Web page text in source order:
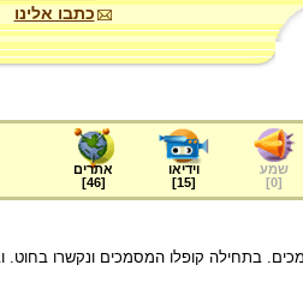
כתבו אלינו
שמע
[
0
]
וידיאו
[
15
]
אתרים
[
46
]
בתחילה קופלו המסמכים ונקשרו בחוט.